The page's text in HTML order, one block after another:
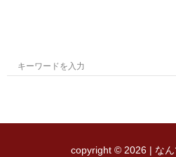
copyright © 2026 | なん